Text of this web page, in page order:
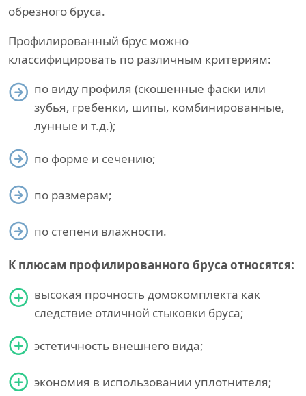
обрезного бруса.
Профилированный брус можно
классифицировать по различным критериям:
по виду профиля (скошенные фаски или
зубья, гребенки, шипы, комбинированные,
лунные и т.д.);
по форме и сечению;
по размерам;
по степени влажности.
К плюсам профилированного бруса относятся:
высокая прочность домокомплекта как
следствие отличной стыковки бруса;
эстетичность внешнего вида;
экономия в использовании уплотнителя;